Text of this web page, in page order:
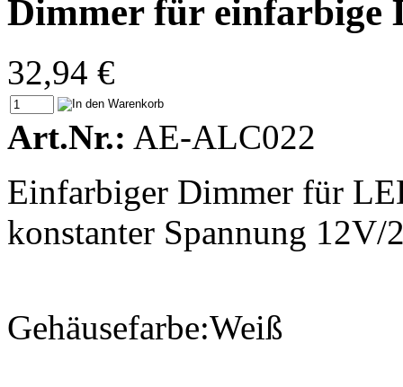
Dimmer für einfarbige
32,94 €
Art.Nr.: AE-ALC022
Einfarbiger Dimmer für
konstanter Spannung 12V/
Gehäusefarbe:Weiß